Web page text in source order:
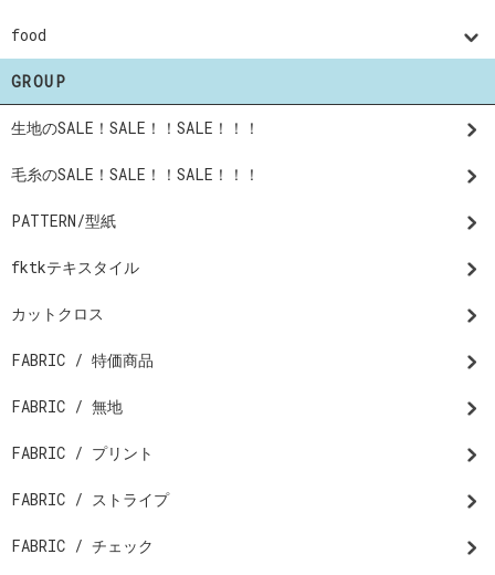
food
GROUP
生地のSALE！SALE！！SALE！！！
毛糸のSALE！SALE！！SALE！！！
PATTERN/型紙
fktkテキスタイル
カットクロス
FABRIC / 特価商品
FABRIC / 無地
FABRIC / プリント
FABRIC / ストライプ
FABRIC / チェック